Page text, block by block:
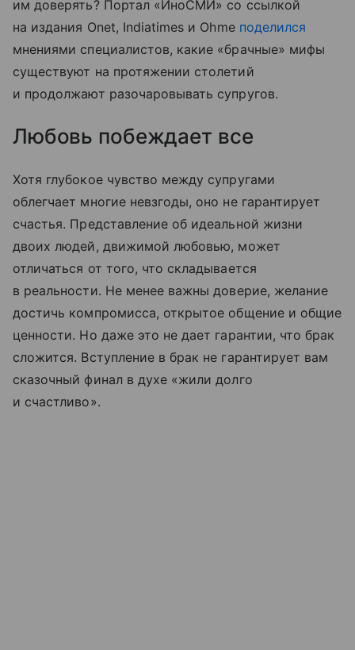
им доверять? Портал «ИноСМИ» со ссылкой
на издания Onet, Indiatimes и Ohme поделился
мнениями специалистов, какие «брачные» мифы
существуют на протяжении столетий
и продолжают разочаровывать супругов.
Любовь побеждает все
Хотя глубокое чувство между супругами
облегчает многие невзгоды, оно не гарантирует
счастья. Представление об идеальной жизни
двоих людей, движимой любовью, может
отличаться от того, что складывается
в реальности. Не менее важны доверие, желание
достичь компромисса, открытое общение и общие
ценности. Но даже это не дает гарантии, что брак
сложится. Вступление в брак не гарантирует вам
сказочный финал в духе «жили долго
и счастливо».